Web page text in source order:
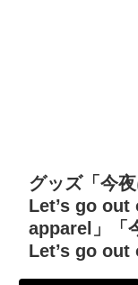
グッズ「今
Let’s go
apparel」「
Let’s go out